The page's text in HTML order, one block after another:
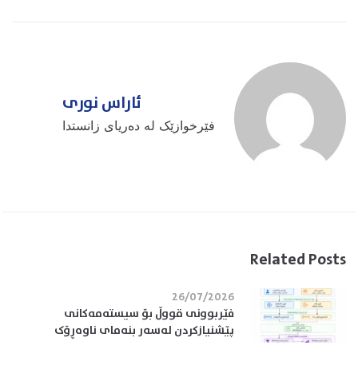
ئاراس نوری
فێرخوازێک لە دەریای زانستدا
Related Posts
26/07/2026
فێربوونی قووڵ بۆ سیستەمەکانی
پێشنیازکردن لەسەر بنەمای ناوەڕۆک